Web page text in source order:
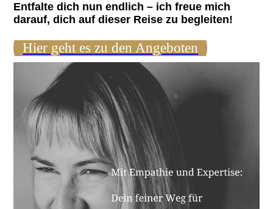
Entfalte dich nun endlich – ich freue mich
darauf, dich auf dieser Reise zu begleiten!
Hier geht es zu den Angeboten